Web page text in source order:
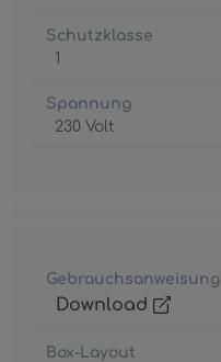
Schutzklasse
1
Spannung
230 Volt
Gebrauchsanweisung
Download
Box-Layout